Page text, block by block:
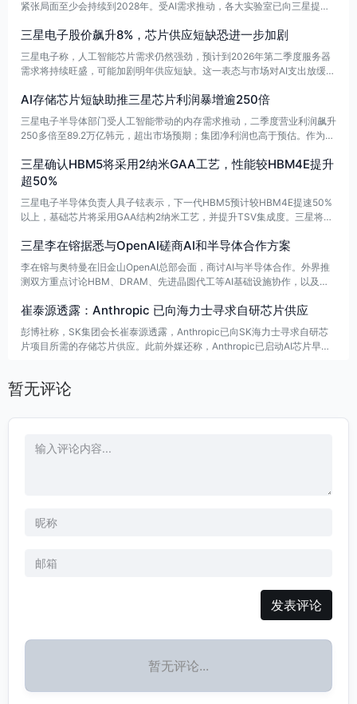
紧张局面至少会持续到2028年。受AI需求推动，各大实验室已向三星提供
大供应，以避免行业“繁荣-衰退”循环。与此同时，AI带来的需求也推高了
三星半导体业务表现，二季度销售额创下历史新高。
三星电子股价飙升8%，芯片供应短缺恐进一步加剧
三星电子称，人工智能芯片需求仍然强劲，预计到2026年第二季度服务器
需求将持续旺盛，可能加剧明年供应短缺。这一表态与市场对AI支出放缓的
AI存储芯片短缺助推三星芯片利润暴增逾250倍
三星电子半导体部门受人工智能带动的内存需求推动，二季度营业利润飙升
250多倍至89.2万亿韩元，超出市场预期；集团净利润也高于预估。作为全
的关键，投资者对相关商业合理性仍存疑。
三星确认HBM5将采用2纳米GAA工艺，性能较HBM4E提升
超50%
三星电子半导体负责人具子铉表示，下一代HBM5预计较HBM4E提速50%
以上，基础芯片将采用GAA结构2纳米工艺，并提升TSV集成度。三星将延
C、汽车电子和机器人等领域合作，强化半导体生态。
三星李在镕据悉与OpenAI磋商AI和半导体合作方案
李在镕与奥特曼在旧金山OpenAI总部会面，商讨AI与半导体合作。外界推
测双方重点讨论HBM、DRAM、先进晶圆代工等AI基础设施协作，以及三
dex。
崔泰源透露：Anthropic 已向海力士寻求自研芯片供应
彭博社称，SK集团会长崔泰源透露，Anthropic已向SK海力士寻求自研芯
片项目所需的存储芯片供应。此前外媒还称，Anthropic已启动AI芯片早期
暂无评论
发表评论
暂无评论...